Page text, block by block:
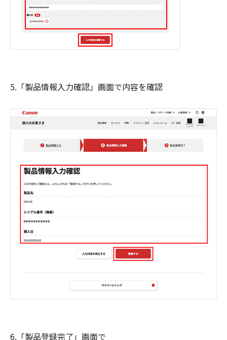
5.「製品情報入力確認」画面で内容を確認
6.「製品登録完了」画面で